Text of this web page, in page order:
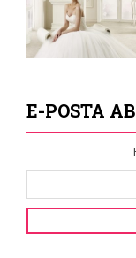
E-POSTA